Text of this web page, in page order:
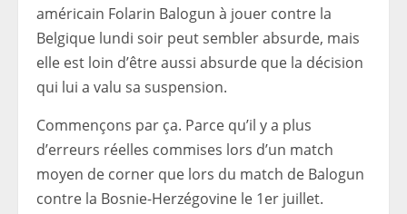
américain Folarin Balogun à jouer contre la
Belgique lundi soir peut sembler absurde, mais
elle est loin d’être aussi absurde que la décision
qui lui a valu sa suspension.
Commençons par ça. Parce qu’il y a plus
d’erreurs réelles commises lors d’un match
moyen de corner que lors du match de Balogun
contre la Bosnie-Herzégovine le 1er juillet.